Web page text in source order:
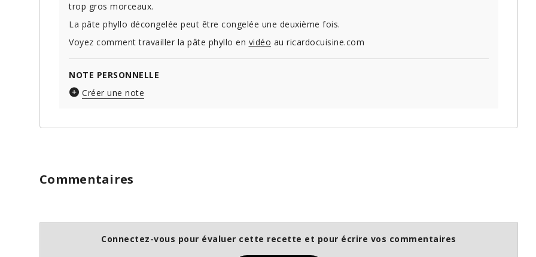
trop gros morceaux.
La pâte phyllo décongelée peut être congelée une deuxième fois.
Voyez comment travailler la pâte phyllo en vidéo au ricardocuisine.com
NOTE PERSONNELLE
Créer une note
Commentaires
Connectez-vous pour évaluer cette recette et pour écrire vos commentaires